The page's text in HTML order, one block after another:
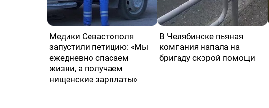
Медики Севастополя
запустили петицию: «Мы
ежедневно спасаем
жизни, а получаем
нищенские зарплаты»
В Челябинске пьяная
компания напала на
бригаду скорой помощи